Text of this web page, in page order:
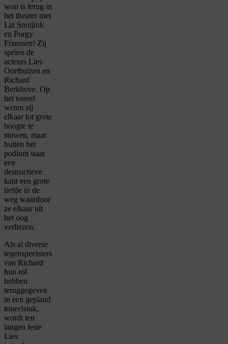
won is terug in
het theater met
Liz Snoijink
en Porgy
Franssen! Zij
spelen de
acteurs Lies
Oorthuizen en
Richard
Berkhove. Op
het toneel
weten zij
elkaar tot grote
hoogte te
stuwen, maar
buiten het
podium staat
een
destructieve
kant een grote
liefde in de
weg waardoor
ze elkaar uit
het oog
verliezen.
Als al diverse
tegenspeelsters
van Richard
hun rol
hebben
teruggegeven
in een gepland
toneelstuk,
wordt ten
langen leste
Lies